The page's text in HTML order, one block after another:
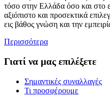
τόσο στην Ελλάδα όσο και στο
αξιόπιστο και προσεκτικά
εις βάθος γνώση και την
Περισσότερα
Γιατί να μας επιλέξετε
Σημαντικές συναλλαγές
Τι προσφέρουμε